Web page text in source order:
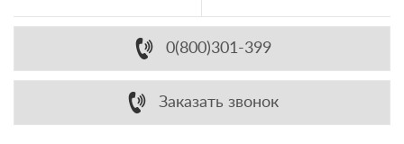
0(800)301-399
Заказать звонок